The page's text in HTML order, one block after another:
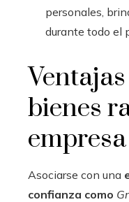
personales,
durante todo el
bienes
Asociarse con una
confianza como